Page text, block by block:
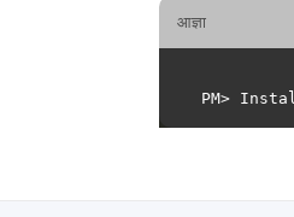
आज्ञा